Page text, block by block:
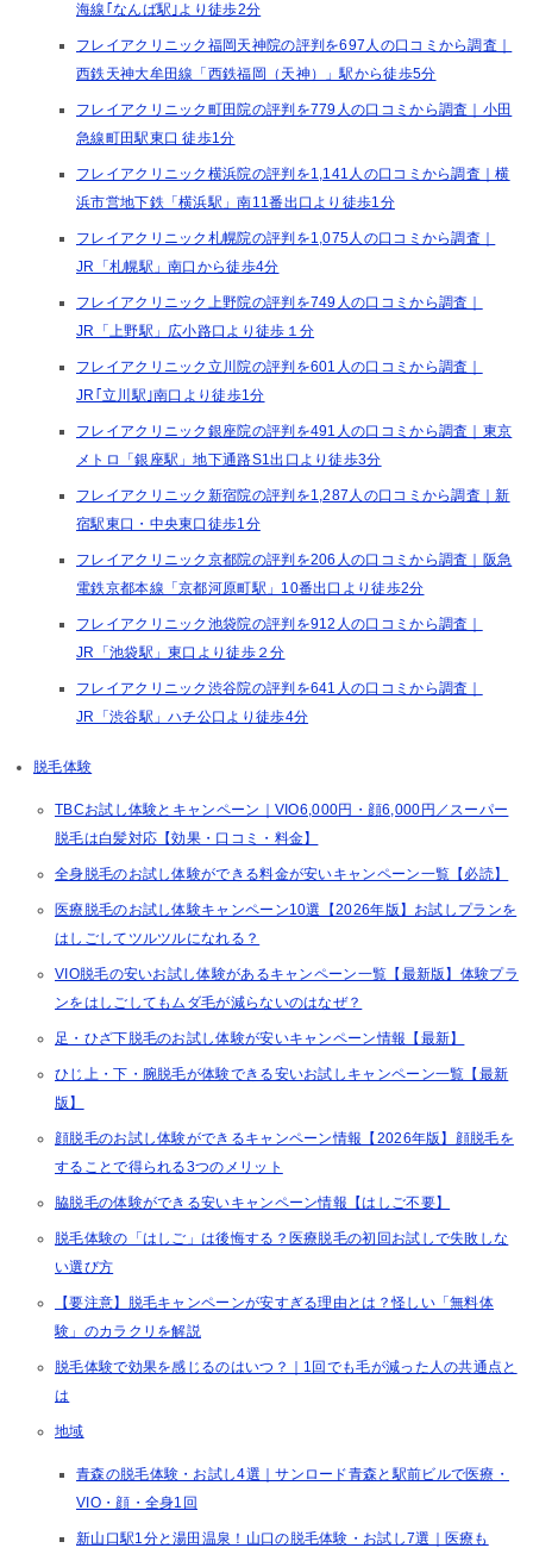
海線｢なんば駅｣より徒歩2分
フレイアクリニック福岡天神院の評判を697人の口コミから調査｜
西鉄天神大牟田線「西鉄福岡（天神）」駅から徒歩5分
フレイアクリニック町田院の評判を779人の口コミから調査｜小田
急線町田駅東口 徒歩1分
フレイアクリニック横浜院の評判を1,141人の口コミから調査｜横
浜市営地下鉄「横浜駅」南11番出口より徒歩1分
フレイアクリニック札幌院の評判を1,075人の口コミから調査｜
JR「札幌駅」南口から徒歩4分
フレイアクリニック上野院の評判を749人の口コミから調査｜
JR「上野駅」広小路口より徒歩１分
フレイアクリニック立川院の評判を601人の口コミから調査｜
JR｢立川駅｣南口より徒歩1分
フレイアクリニック銀座院の評判を491人の口コミから調査｜東京
メトロ「銀座駅」地下通路S1出口より徒歩3分
フレイアクリニック新宿院の評判を1,287人の口コミから調査｜新
宿駅東口・中央東口徒歩1分
フレイアクリニック京都院の評判を206人の口コミから調査｜阪急
電鉄京都本線「京都河原町駅」10番出口より徒歩2分
フレイアクリニック池袋院の評判を912人の口コミから調査｜
JR「池袋駅」東口より徒歩２分
フレイアクリニック渋谷院の評判を641人の口コミから調査｜
JR「渋谷駅」ハチ公口より徒歩4分
脱毛体験
TBCお試し体験とキャンペーン｜VIO6,000円・顔6,000円／スーパー
脱毛は白髪対応【効果・口コミ・料金】
全身脱毛のお試し体験ができる料金が安いキャンペーン一覧【必読】
医療脱毛のお試し体験キャンペーン10選【2026年版】お試しプランを
はしごしてツルツルになれる？
VIO脱毛の安いお試し体験があるキャンペーン一覧【最新版】体験プラ
ンをはしごしてもムダ毛が減らないのはなぜ？
足・ひざ下脱毛のお試し体験が安いキャンペーン情報【最新】
ひじ上・下・腕脱毛が体験できる安いお試しキャンペーン一覧【最新
版】
顔脱毛のお試し体験ができるキャンペーン情報【2026年版】顔脱毛を
することで得られる3つのメリット
脇脱毛の体験ができる安いキャンペーン情報【はしご不要】
脱毛体験の「はしご」は後悔する？医療脱毛の初回お試しで失敗しな
い選び方
【要注意】脱毛キャンペーンが安すぎる理由とは？怪しい「無料体
験」のカラクリを解説
脱毛体験で効果を感じるのはいつ？｜1回でも毛が減った人の共通点と
は
地域
青森の脱毛体験・お試し4選｜サンロード青森と駅前ビルで医療・
VIO・顔・全身1回
新山口駅1分と湯田温泉！山口の脱毛体験・お試し7選｜医療も